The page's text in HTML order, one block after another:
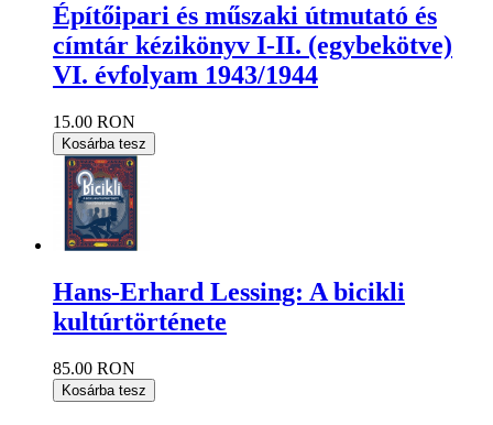
Építőipari és műszaki útmutató és
címtár kézikönyv I-II. (egybekötve)
VI. évfolyam 1943/1944
15.00 RON
Kosárba tesz
Hans-Erhard Lessing: A bicikli
kultúrtörténete
85.00 RON
Kosárba tesz